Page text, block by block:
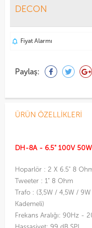
DECON
Fiyat Alarmı
Paylaş:
ÜRÜN ÖZELLIKLERI
DH-8A - 6.5" 100V
Hoparlör : 2 X 6.5" 8
Tweeter : 1" 8 Ohm
Trafo : (3,5W / 4,5W /
Kademeli)
Frekans Aralığı: 90Hz -
Hassasiyet: 99 dB SPL